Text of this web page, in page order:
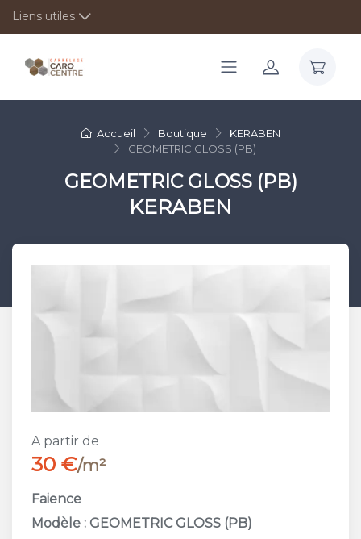
Liens utiles
Accueil Boutique
KERABEN
GEOMETRIC GLOSS (PB)
GEOMETRIC GLOSS (PB)
KERABEN
A partir de
30 €/m²
Faience
Modèle : GEOMETRIC GLOSS (PB)